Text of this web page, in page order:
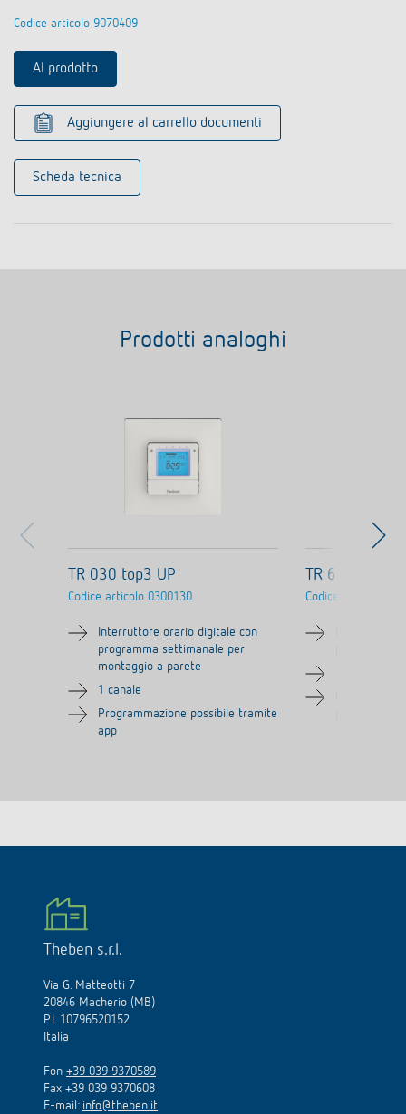
Codice articolo 9070409
Al prodotto
Aggiungere al carrello documenti
Scheda tecnica
Prodotti analoghi
TR 030 top3 UP
Codice articolo 0300130
Interruttore orario digitale con
programma settimanale per
montaggio a parete
1 canale
Programmazione possibile tramite
app
TR 635 top2
Codice articolo
Theben s.r.l.
Via G. Matteotti 7
20846 Macherio (MB)
P.I. 10796520152
Italia
Fon +39 039 9370589
Fax +39 039 9370608
E-mail: info@theben.it